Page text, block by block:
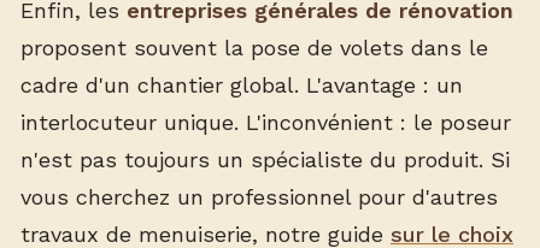
Enfin, les entreprises générales de rénovation
proposent souvent la pose de volets dans le
cadre d'un chantier global. L'avantage : un
interlocuteur unique. L'inconvénient : le poseur
n'est pas toujours un spécialiste du produit. Si
vous cherchez un professionnel pour d'autres
travaux de menuiserie, notre guide sur le choix